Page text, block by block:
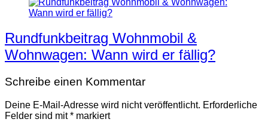
Rundfunkbeitrag Wohnmobil &
Wohnwagen: Wann wird er fällig?
Schreibe einen Kommentar
Deine E-Mail-Adresse wird nicht veröffentlicht. Erforderliche
Felder sind mit* markiert